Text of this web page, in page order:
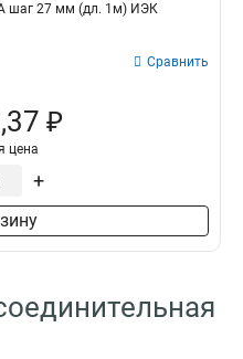
шаг 27 мм (дл. 1м) ИЭК
Сравнить
₽
цена
+